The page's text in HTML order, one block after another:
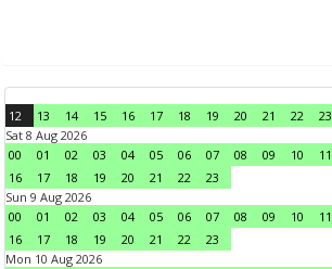
12 13 14 15 16 17 18 19 20 21 22
23
Sat 8 Aug 2026
00
01 02 03 04 05 06 07 08 09 10 11
16
17 18 19 20 21 22
23
Sun 9 Aug 2026
00
01 02 03 04 05 06 07 08 09 10 11
16
17 18 19 20 21 22
23
Mon 10 Aug 2026